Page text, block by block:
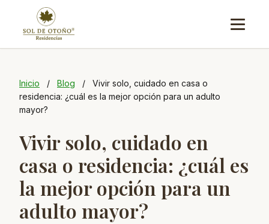
contenido
Menú
Inicio / Blog /
Vivir solo, cuidado en casa o
residencia: ¿cuál es la mejor opción para un adulto
mayor?
Vivir solo, cuidado en
casa o residencia: ¿cuál es
la mejor opción para un
adulto mayor?